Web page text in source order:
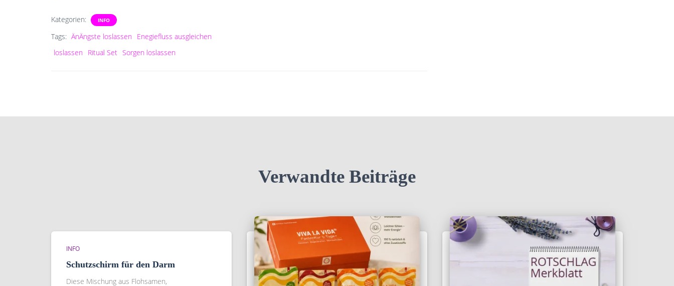
Kategorien: INFO
Tags: ÄnÄngste loslassen Enegiefluss ausgleichen
loslassen Ritual Set Sorgen loslassen
Verwandte Beiträge
INFO
Schutzschirm für den Darm
Diese Mischung aus Flohsamen,